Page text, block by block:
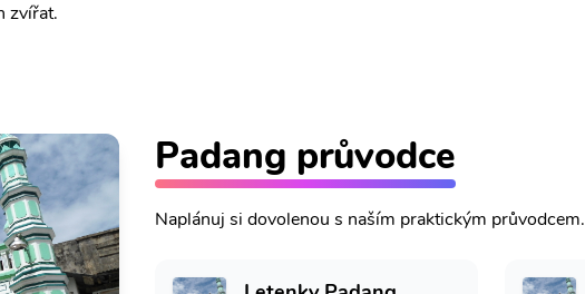
zvířat.
Padang průvodce
Naplánuj si dovolenou s naším praktickým průvodcem.